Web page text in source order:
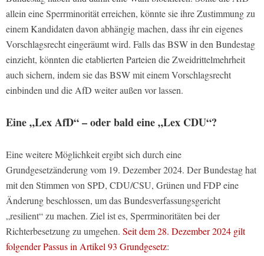
allein eine Sperrminorität erreichen, könnte sie ihre Zustimmung zu
einem Kandidaten davon abhängig machen, dass ihr ein eigenes
Vorschlagsrecht eingeräumt wird. Falls das BSW in den Bundestag
einzieht, könnten die etablierten Parteien die Zweidrittelmehrheit
auch sichern, indem sie das BSW mit einem Vorschlagsrecht
einbinden und die AfD weiter außen vor lassen.
Eine „Lex AfD“ – oder bald eine „Lex CDU“?
Eine weitere Möglichkeit ergibt sich durch eine
Grundgesetzänderung vom 19. Dezember 2024. Der Bundestag hat
mit den Stimmen von SPD, CDU/CSU, Grünen und FDP eine
Änderung beschlossen, um das Bundesverfassungsgericht
„resilient“ zu machen. Ziel ist es, Sperrminoritäten bei der
Richterbesetzung zu umgehen. Seit dem 28. Dezember 2024 gilt
folgender Passus in Artikel 93 Grundgesetz: